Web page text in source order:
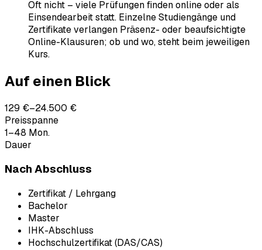
Oft nicht – viele Prüfungen finden online oder als
Einsendearbeit statt. Einzelne Studiengänge und
Zertifikate verlangen Präsenz- oder beaufsichtigte
Online-Klausuren; ob und wo, steht beim jeweiligen
Kurs.
Auf einen Blick
129 €–24.500 €
Preisspanne
1–48 Mon.
Dauer
Nach Abschluss
Zertifikat / Lehrgang
Bachelor
Master
IHK-Abschluss
Hochschulzertifikat (DAS/CAS)